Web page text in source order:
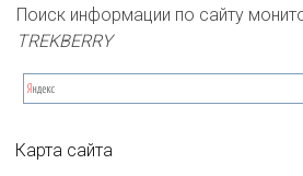
TREKBERRY
Карта сайта